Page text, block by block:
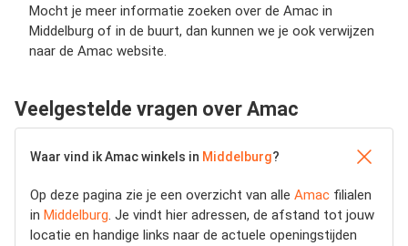
Mocht je meer informatie zoeken over de Amac in
Middelburg of in de buurt, dan kunnen we je ook verwijzen
naar de Amac website.
Veelgestelde vragen over Amac
Waar vind ik Amac winkels in Middelburg?
Op deze pagina zie je een overzicht van alle Amac filialen
in Middelburg. Je vindt hier adressen, de afstand tot jouw
locatie en handige links naar de actuele openingstijden